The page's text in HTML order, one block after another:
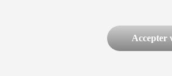
Finansiering
Accepter